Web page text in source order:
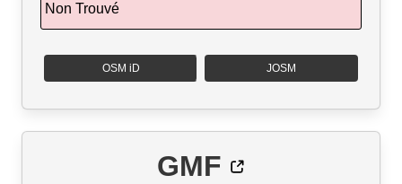
Non Trouvé
OSM iD JOSM
GMF